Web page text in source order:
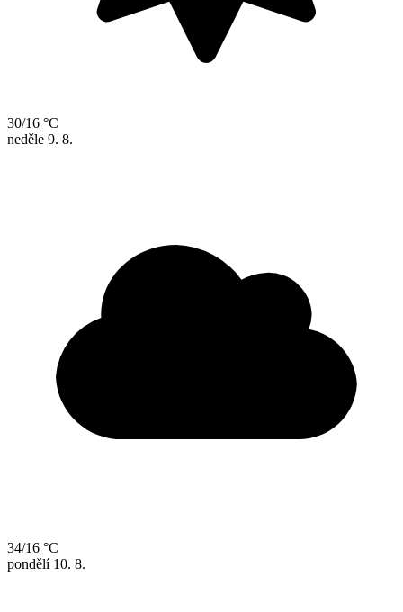
30/16 °C
neděle 9. 8.
34/16 °C
pondělí 10. 8.